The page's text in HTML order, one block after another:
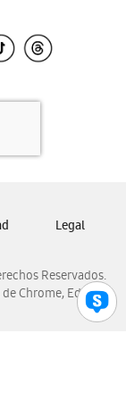
Reservados.
Chrome, Edge,
Legal